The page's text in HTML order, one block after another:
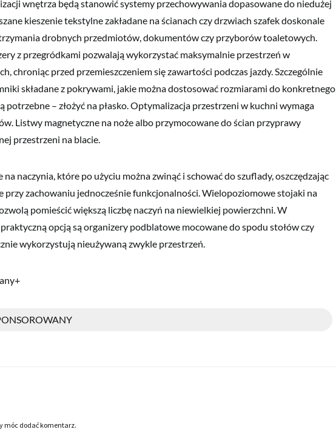
wnętrza będą stanowić systemy przechowywania dopasowane do niedużej
kieszenie tekstylne zakładane na ścianach czy drzwiach szafek doskonale
drobnych przedmiotów, dokumentów czy przyborów toaletowych.
z przegródkami pozwalają wykorzystać maksymalnie przestrzeń w
chroniąc przed przemieszczeniem się zawartości podczas jazdy. Szczególnie
składane z pokrywami, jakie można dostosować rozmiarami do konkretnego
potrzebne – złożyć na płasko. Optymalizacja przestrzeni w kuchni wymaga
Listwy magnetyczne na noże albo przymocowane do ścian przyprawy
przestrzeni na blacie.
na naczynia, które po użyciu można zwinąć i schować do szuflady, oszczędzając
przy zachowaniu jednocześnie funkcjonalności. Wielopoziomowe stojaki na
pomieścić większą liczbę naczyń na niewielkiej powierzchni. W
opcją są organizery podblatowe mocowane do spodu stołów czy
wykorzystują nieużywaną zwykle przestrzeń.
móc dodać komentarz.